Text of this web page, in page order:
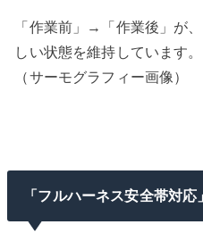
「作業前」→「作業後」が
しい状態を維持しています。
（サーモグラフィー画像）
「フルハーネス安全帯対応」